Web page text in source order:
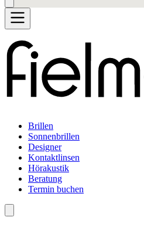
Brillen
Sonnenbrillen
Designer
Kontaktlinsen
Hörakustik
Beratung
Termin buchen